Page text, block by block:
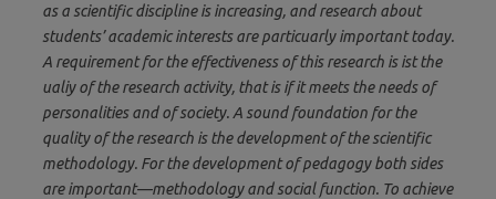
as a scientific discipline is increasing, and research about
students’ academic interests are particuarly important today.
A requirement for the effectiveness of this research is ist the
ualiy of the research activity, that is if it meets the needs of
personalities and of society. A sound foundation for the
quality of the research is the development of the scientific
methodology. For the development of pedagogy both sides
are important—methodology and social function. To achieve